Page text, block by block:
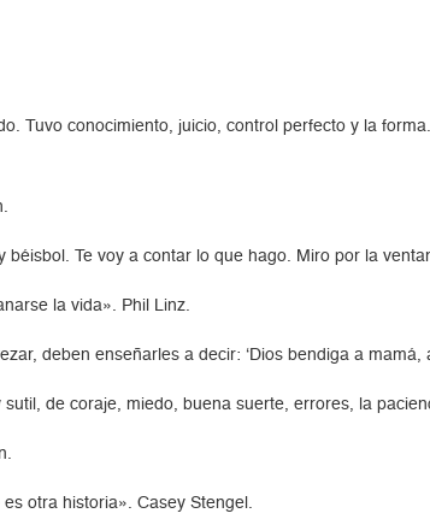
Tuvo conocimiento, juicio, control perfecto y la
Te voy a contar lo que hago. Miro por la
la vida». Phil Linz.
deben enseñarles a decir: ‘Dios bendiga a mamá,
de coraje, miedo, buena suerte, errores, la
otra historia». Casey Stengel.